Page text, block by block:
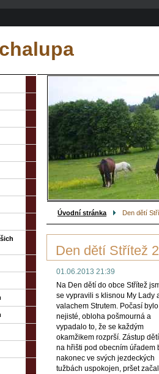
Úvodní stránka Den dětí
Den dětí Střítež
01.06.2013 21:39
Na Den dětí do obce Střítež
se vypravili s klisnou My Lady
valachem Strutem. Počasí bylo
nejisté, obloha pošmourná a
vypadalo to, že se každým
okamžikem rozprší. Zástup dětí
na hřišti pod obecním úřadem
nakonec ve svých jezdeckých
tužbách uspokojen, pršet